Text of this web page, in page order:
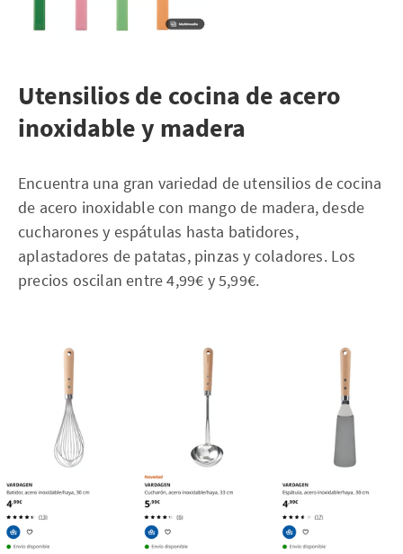
Utensilios de cocina de acero
inoxidable y madera
Encuentra una gran variedad de utensilios de cocina
de acero inoxidable con mango de madera, desde
cucharones y espátulas hasta batidores,
aplastadores de patatas, pinzas y coladores. Los
precios oscilan entre 4,99€ y 5,99€.